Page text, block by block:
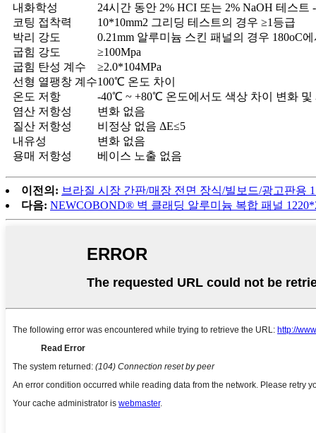
내화학성
24시간 동안 2% HCI 또는 2% NaOH 테스트
코팅 접착력
10*10mm2 그리딩 테스트의 경우 ≥1등급
박리 강도
0.21mm 알루미늄 스킨 패널의 경우 180oC
굽힘 강도
≥100Mpa
굽힘 탄성 계수
≥2.0*104MPa
선형 열팽창 계수100℃ 온도 차이
온도 저항
-40℃ ~ +80℃ 온도에서도 색상 차이 변화 및
염산 저항성
변화 없음
질산 저항성
비정상 없음 ΔE≤5
내유성
변화 없음
용매 저항성
베이스 노출 없음
이전의: 브라질 시장 간판/매장 전면 장식/빌보드/광고판용
다음: NEWCOBOND® 벽 클래딩 알루미늄 복합 패널